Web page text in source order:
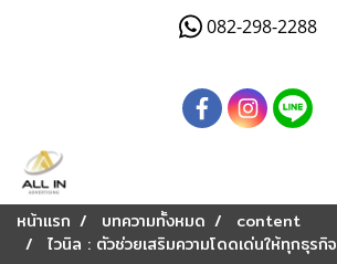
082-298-2288
หน้าแรก บทความทั้งหมด
content
ไวนิล : ตัวช่วยเสริมความโดดเด่นให้ทุกธุรกิจ